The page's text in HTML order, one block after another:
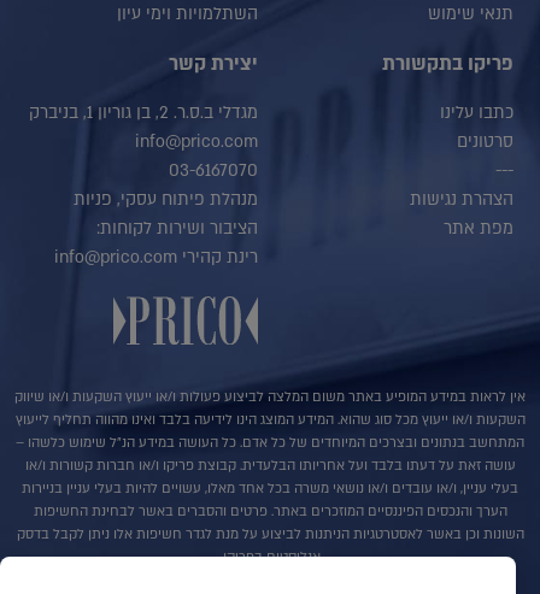
תנאי שימוש
השתלמויות וימי עיון
פריקו בתקשורת
כתבו עלינו
סרטונים
---
הצהרת נגישות
מפת אתר
יצירת קשר
מגדלי ב.ס.ר. 2, בן גוריון 1, בניברק
info@prico.com
03-6167070
מנהלת פיתוח עסקי, פניות
הציבור ושירות לקוחות:
רינת קהירי info@prico.com
אין לראות במידע המופיע באתר משום המלצה לביצוע פעולות ו/או ייעוץ השקעות ו/או שיווק
השקעות ו/או ייעוץ מכל סוג שהוא. המידע המוצג הינו לידיעה בלבד ואינו מהווה תחליף לייעוץ
המתחשב בנתונים ובצרכים המיוחדים של כל אדם. כל העושה במידע הנ"ל שימוש כלשהו –
עושה זאת על דעתו בלבד ועל אחריותו הבלעדית. קבוצת פריקו ו/או חברות קשורות ו/או
בעלי עניין, ו/או עובדים ו/או נושאי משרה בכל אחד מאלו, עשויים להיות בעלי עניין בניירות
הערך והנכסים הפיננסיים המוזכרים באתר. פרטים והסברים באשר לבחינת החשיפות
השונות וכן באשר לאסטרטגיות הניתנות לביצוע על מנת לגדר חשיפות אלו ניתן לקבל בדסק
אנליסטים בפריקו.